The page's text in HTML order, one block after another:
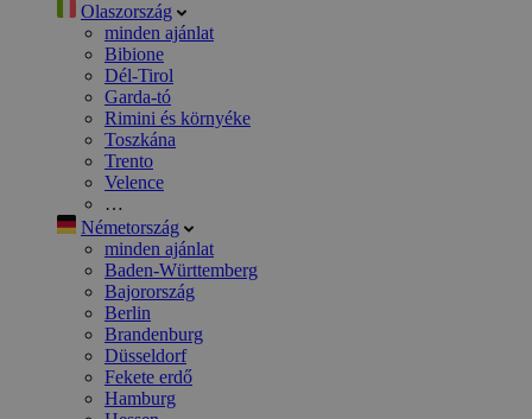
Olaszország
minden ajánlat
Bibione
Dél-Tirol
Garda-tó
Rimini és környéke
Toszkána
Trento
Velence
…
Németország
minden ajánlat
Baden-Württemberg
Bajorország
Berlin
Brandenburg
Düsseldorf
Fekete erdő
Hamburg